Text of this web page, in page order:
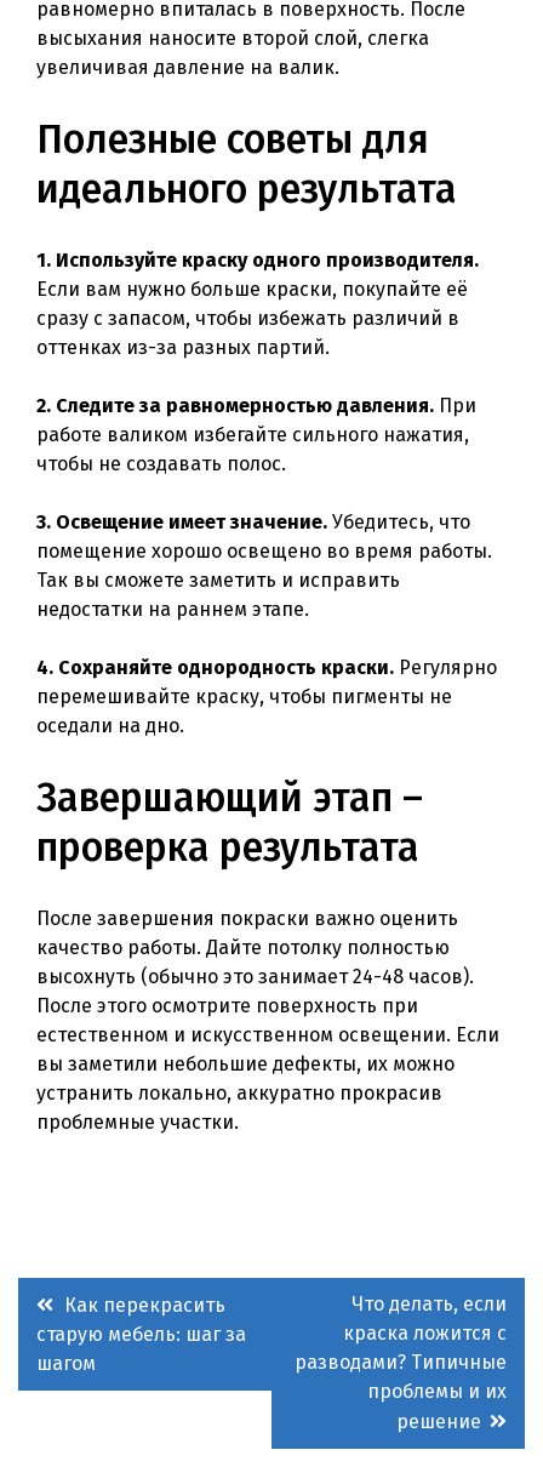
равномерно впиталась в поверхность. После
высыхания наносите второй слой, слегка
увеличивая давление на валик.
Полезные советы для
идеального результата
1. Используйте краску одного производителя.
Если вам нужно больше краски, покупайте её
сразу с запасом, чтобы избежать различий в
оттенках из-за разных партий.
2. Следите за равномерностью давления. При
работе валиком избегайте сильного нажатия,
чтобы не создавать полос.
3. Освещение имеет значение. Убедитесь, что
помещение хорошо освещено во время работы.
Так вы сможете заметить и исправить
недостатки на раннем этапе.
4. Сохраняйте однородность краски. Регулярно
перемешивайте краску, чтобы пигменты не
оседали на дно.
Завершающий этап –
проверка результата
После завершения покраски важно оценить
качество работы. Дайте потолку полностью
высохнуть (обычно это занимает 24-48 часов).
После этого осмотрите поверхность при
естественном и искусственном освещении. Если
вы заметили небольшие дефекты, их можно
устранить локально, аккуратно прокрасив
проблемные участки.
Навигация
по
записям
Как перекрасить
старую мебель: шаг за
шагом
Что делать, если
краска ложится с
разводами? Типичные
проблемы и их
решение